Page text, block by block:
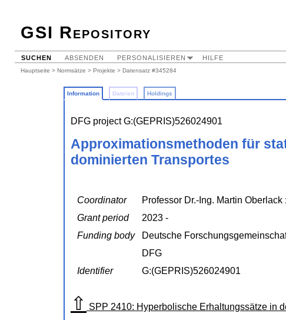
GSI Repository
SUCHEN ABSENDEN PERSONALISIEREN HILFE
Hauptseite > Normsätze > Projekte > Datensatz #345284
Information Dateien Holdings
DFG project G:(GEPRIS)526024901
Approximationsmethoden für
dominierten Transportes
Coordinator
Professor Dr.-Ing. Martin
Grant period
2023 -
Funding body
Deutsche
DFG
Identifier
G:(GEPRIS)526024901
⇧ SPP 2410: Hyperbolische Erhaltungssätze in